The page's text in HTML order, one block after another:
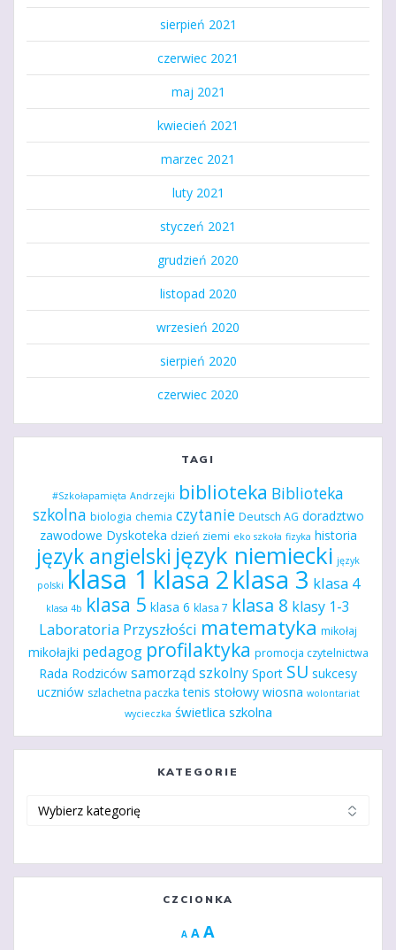
sierpień 2021
czerwiec 2021
maj 2021
kwiecień 2021
marzec 2021
luty 2021
styczeń 2021
grudzień 2020
listopad 2020
wrzesień 2020
sierpień 2020
czerwiec 2020
TAGI
#Szkołapamięta Andrzejki biblioteka Biblioteka
szkolna biologia chemia czytanie Deutsch AG doradztwo
zawodowe Dyskoteka dzień ziemi eko szkoła fizyka historia
język angielski język niemiecki język
polski klasa 1 klasa 2klasa 3 klasa 4
klasa 4b klasa 5 klasa 6 klasa 7 klasa 8 klasy 1-3
Laboratoria Przyszłości matematyka mikołaj
mikołajki pedagog profilaktyka promocja czytelnictwa
Rada Rodziców samorząd szkolny Sport SU sukcesy
uczniów szlachetna paczka tenis stołowy wiosna wolontariat
wycieczka świetlica szkolna
KATEGORIE
CZCIONKA
A Decrease
A Reset
A